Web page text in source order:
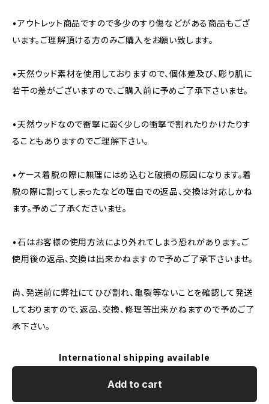
•アウトレット商品ですので多少のすり傷などがある商品もござ
います。ご理解頂ける方のみご購入をお願い致します。
•天然ウッド素材を使用しておりますので、個体差及び、彫り肌に
若干の差がございますので、ご購入前に予めご了承下さいませ。
•天然ウッドなので衝撃に弱く少しの衝撃で割れたりかけたりす
ることもありますのでご理解下さい。
•ケース着脱の際に無理にはめ込むと破損の原因になります。着
脱の際に割ってしまったなどの理由での返品、交換は対応しかね
ます。予めご了承くださいませ。
•石はお客様の使用方法により外れてしまう恐れがあります。ご
使用後の返品、交換は出来かねますので予めご了承下さいませ。
尚、発送前に弊社にてひび割れ、亀裂等ないことを確認して発送
しておりますので、返品、交換、修理等出来かねますので予めご了
承下さい。
International shipping available
Add to cart